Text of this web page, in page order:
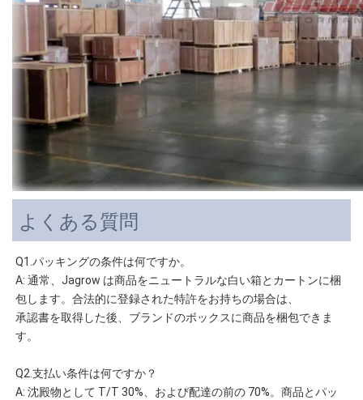
よくある質問
Q1.パッキングの条件は何ですか。
A: 通常、Jagrow は商品をニュートラルな白い箱とカートンに梱
包します。合法的に登録された特許をお持ちの場合は、
承認書を取得した後、ブランドのボックスに商品を梱包できま
す。
Q2.支払い条件は何ですか？
A: 沈殿物として T/T 30%、および配達の前の 70%。商品とパッ